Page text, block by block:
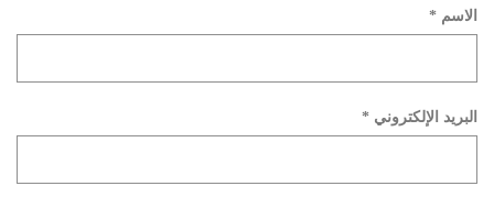
الاسم *
البريد الإلكتروني *